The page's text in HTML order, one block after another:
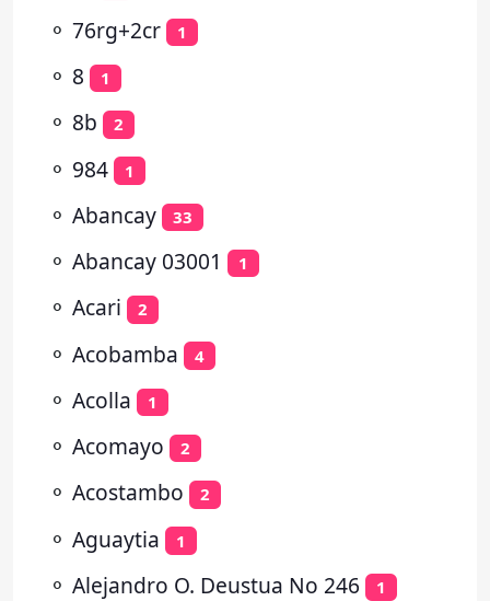
⚬ 76rg+2cr 1
⚬ 8 1
⚬ 8b 2
⚬ 984 1
⚬ Abancay 33
⚬ Abancay 03001 1
⚬ Acari 2
⚬ Acobamba 4
⚬ Acolla 1
⚬ Acomayo 2
⚬ Acostambo 2
⚬ Aguaytia 1
⚬ Alejandro O. Deustua No 246 1